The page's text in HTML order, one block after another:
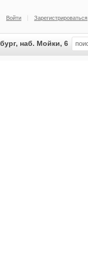
Зарегистрироваться
Войти
наб. Мойки, 6